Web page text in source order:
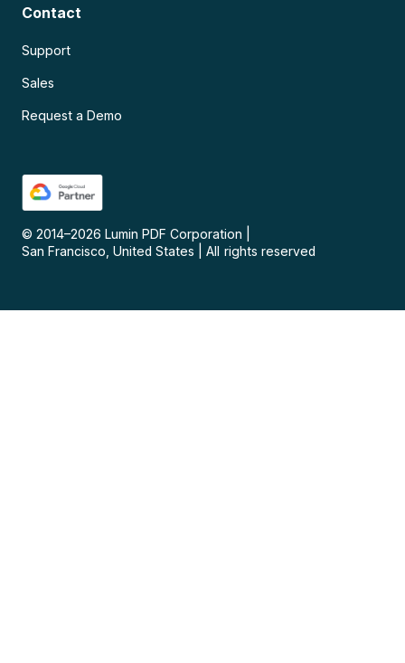
Contact
Support
Sales
Request a Demo
© 2014–2026 Lumin PDF Corporation
San Francisco, United States
All rights reserved